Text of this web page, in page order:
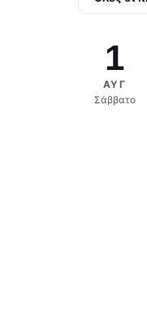
1
ΑΥΓ
Σάββατο